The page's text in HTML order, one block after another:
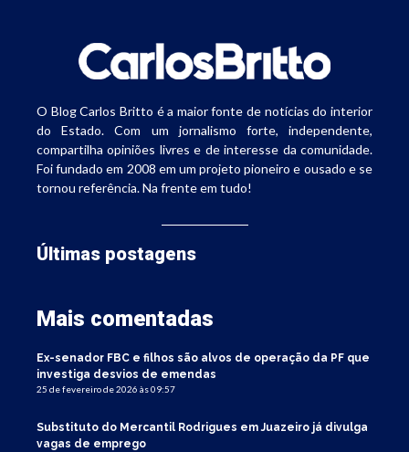
O Blog Carlos Britto é a maior fonte de notícias do interior
do Estado. Com um jornalismo forte, independente,
compartilha opiniões livres e de interesse da comunidade.
Foi fundado em 2008 em um projeto pioneiro e ousado e se
tornou referência. Na frente em tudo!
Últimas postagens
Mais comentadas
Ex-senador FBC e filhos são alvos de operação da PF que
investiga desvios de emendas
25 de fevereiro de 2026 às 09:57
Substituto do Mercantil Rodrigues em Juazeiro já divulga
vagas de emprego